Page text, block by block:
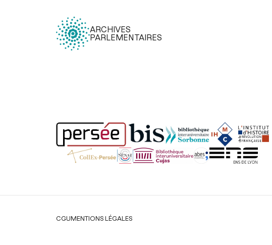
ARCHIVES
PARLEMENTAIRES
Légal
CGUMENTIONS LÉGALES